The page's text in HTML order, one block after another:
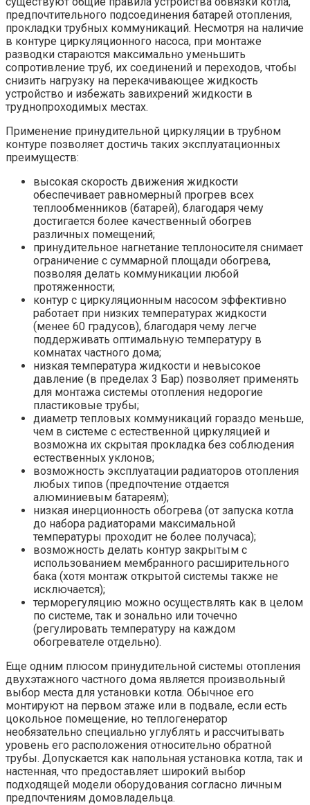
предпочтительного подсоединения батарей отопления,
прокладки трубных коммуникаций. Несмотря на наличие
в контуре циркуляционного насоса, при монтаже
разводки стараются максимально уменьшить
сопротивление труб, их соединений и переходов, чтобы
снизить нагрузку на перекачивающее жидкость
устройство и избежать завихрений жидкости в
труднопроходимых местах.
Применение принудительной циркуляции в трубном
контуре позволяет достичь таких эксплуатационных
преимуществ:
высокая скорость движения жидкости
обеспечивает равномерный прогрев всех
теплообменников (батарей), благодаря чему
достигается более качественный обогрев
различных помещений;
принудительное нагнетание теплоносителя снимает
ограничение с суммарной площади обогрева,
позволяя делать коммуникации любой
протяженности;
контур с циркуляционным насосом эффективно
работает при низких температурах жидкости
(менее 60 градусов), благодаря чему легче
поддерживать оптимальную температуру в
комнатах частного дома;
низкая температура жидкости и невысокое
давление (в пределах 3 Бар) позволяет применять
для монтажа системы отопления недорогие
пластиковые трубы;
диаметр тепловых коммуникаций гораздо меньше,
чем в системе с естественной циркуляцией и
возможна их скрытая прокладка без соблюдения
естественных уклонов;
возможность эксплуатации радиаторов отопления
любых типов (предпочтение отдается
алюминиевым батареям);
низкая инерционность обогрева (от запуска котла
до набора радиаторами максимальной
температуры проходит не более получаса);
возможность делать контур закрытым с
использованием мембранного расширительного
бака (хотя монтаж открытой системы также не
исключается);
терморегуляцию можно осуществлять как в целом
по системе, так и зонально или точечно
(регулировать температуру на каждом
обогревателе отдельно).
Еще одним плюсом принудительной системы отопления
двухэтажного частного дома является произвольный
выбор места для установки котла. Обычное его
монтируют на первом этаже или в подвале, если есть
цокольное помещение, но теплогенератор
необязательно специально углублять и рассчитывать
уровень его расположения относительно обратной
трубы. Допускается как напольная установка котла, так и
настенная, что предоставляет широкий выбор
подходящей модели оборудования согласно личным
предпочтениям домовладельца.